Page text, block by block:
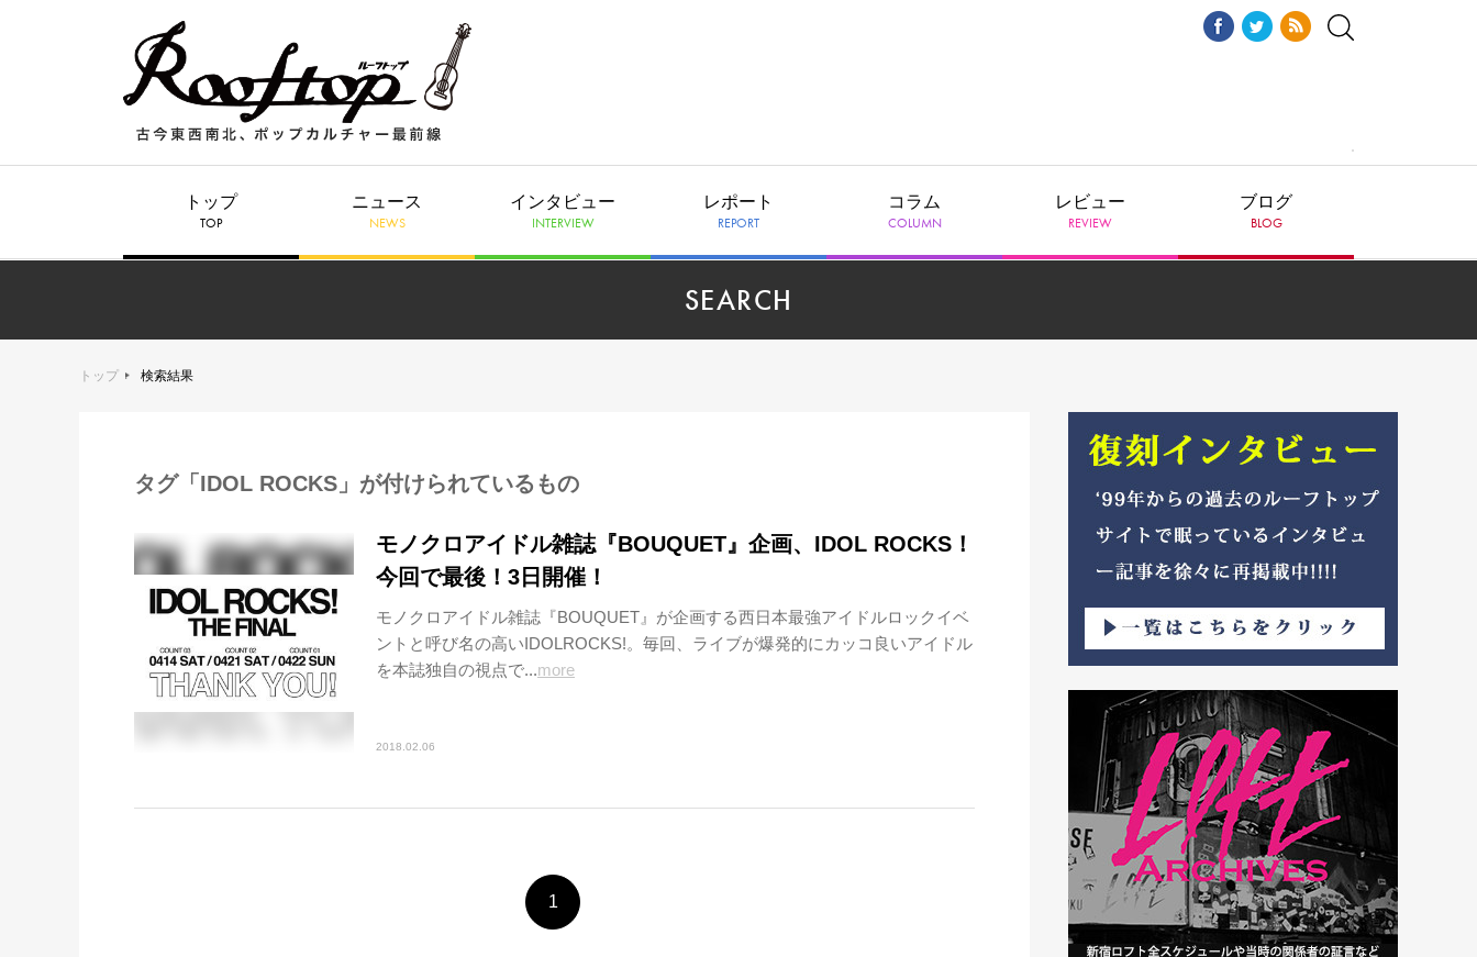
トップ
TOP
ニュース
NEWS
インタビュー
INTERVIEW
レポート
REPORT
コラム
COLUMN
レビュー
REVIEW
ブログ
BLOG
SEARCH
トップ 検索結果
タグ「IDOL ROCKS」が付けられているもの
モノクロアイドル雑誌『BOUQUET』企画、IDOL ROCKS！
今回で最後！3日開催！
モノクロアイドル雑誌『BOUQUET』が企画する西日本最強アイドルロックイベ
ントと呼び名の高いIDOLROCKS!。毎回、ライブが爆発的にカッコ良いアイドル
を本誌独自の視点で...more
2018.02.06
1